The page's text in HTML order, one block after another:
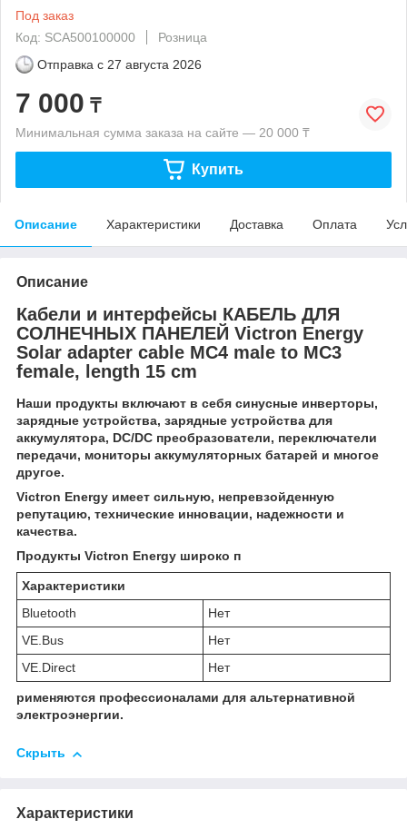
Под заказ
Код: SCA500100000
Розница
Отправка с 27 августа 2026
7 000 ₸
Минимальная сумма заказа на сайте — 20 000 ₸
Купить
Описание Характеристики Доставка Оплата
Описание
Кабели и интерфейсы КАБЕЛЬ ДЛЯ
СОЛНЕЧНЫХ ПАНЕЛЕЙ Victron Energy
Solar adapter cable MC4 male to MC3
female, length 15 cm
Наши продукты включают в себя синусные инверторы,
зарядные устройства, зарядные устройства для
аккумулятора, DC/DC преобразователи, переключатели
передачи, мониторы аккумуляторных батарей и многое
другое.
Victron Energy имеет сильную, непревзойденную
репутацию, технические инновации, надежности и
качества.
Продукты Victron Energy широко п
Характеристики
Bluetooth
Нет
VE.Bus
Нет
VE.Direct
Нет
рименяются профессионалами для альтернативной
электроэнергии.
Скрыть
Характеристики